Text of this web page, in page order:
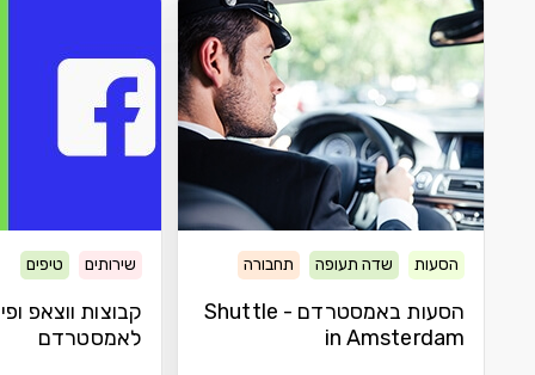
שדה תעופה תחבורה
הסעות באמסטרדם - Shuttle
in
שירותים
קבוצות ווצאפ ופייסבוק